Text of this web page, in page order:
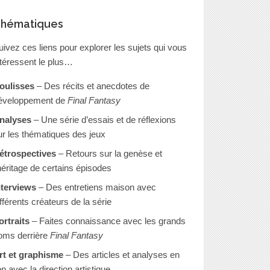
ces liens pour explorer les sujets qui vous
le plus…
– Des récits et anecdotes de
de Final Fantasy
– Une série d’essais et de réflexions
les thématiques des jeux
– Retours sur la genèse et
de certains épisodes
– Des entretiens maison avec
créateurs de la série
– Faites connaissance avec les grands
derrière Final Fantasy
et graphisme– Des articles et analyses en